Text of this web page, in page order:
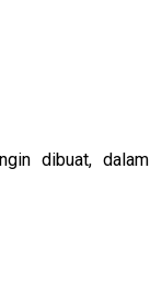
dibuat, dalam